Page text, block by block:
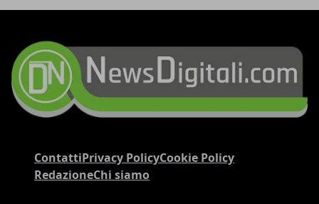
ContattiPrivacy PolicyCookie Policy
RedazioneChi siamo